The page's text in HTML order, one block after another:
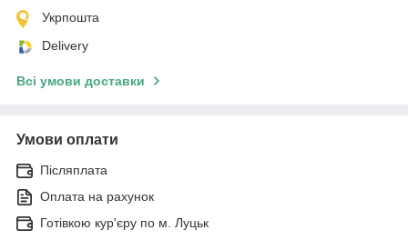
Укрпошта
Delivery
Всі умови доставки
Умови оплати
Післяплата
Оплата на рахунок
Готівкою кур'єру по м. Луцьк